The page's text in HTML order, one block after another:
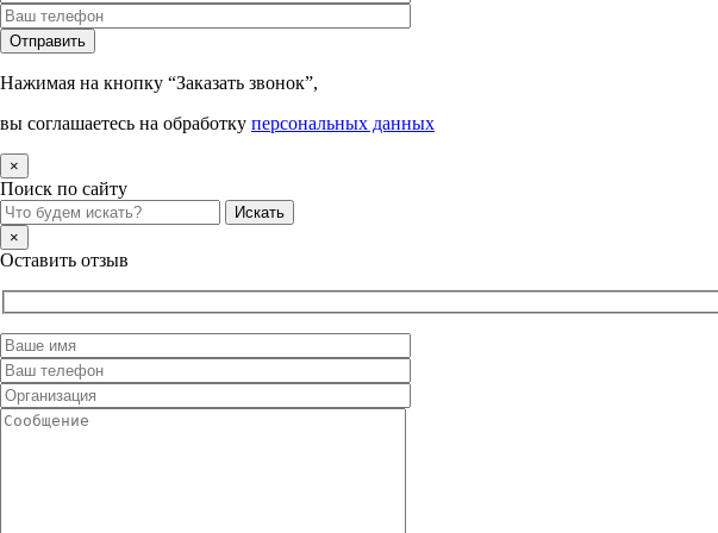
Нажимая на кнопку “Заказать звонок”,
вы соглашаетесь на обработку персональных данных
×
Поиск по сайту
×
Оставить отзыв